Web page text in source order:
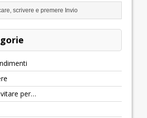
per…